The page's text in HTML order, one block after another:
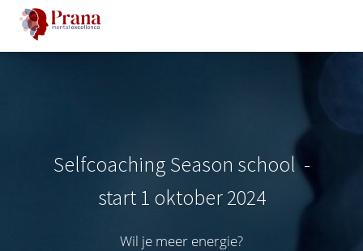
Selfcoaching Season school -
start 1 oktober 2024
Wil je meer energie?